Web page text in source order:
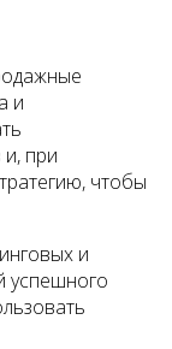
и
при
чтобы
и
успешного